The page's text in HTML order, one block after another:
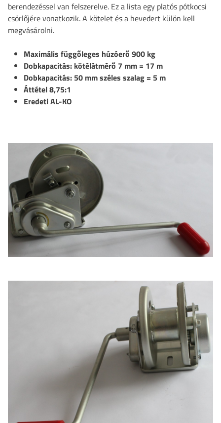
berendezéssel van felszerelve. Ez a lista egy platós pótkocsi
csörlőjére vonatkozik. A kötelet és a hevedert külön kell
megvásárolni.
Maximális függőleges húzóerő 900 kg
Dobkapacitás: kötélátmérő 7 mm = 17 m
Dobkapacitás: 50 mm széles szalag = 5 m
Áttétel 8,75:1
Eredeti AL-KO